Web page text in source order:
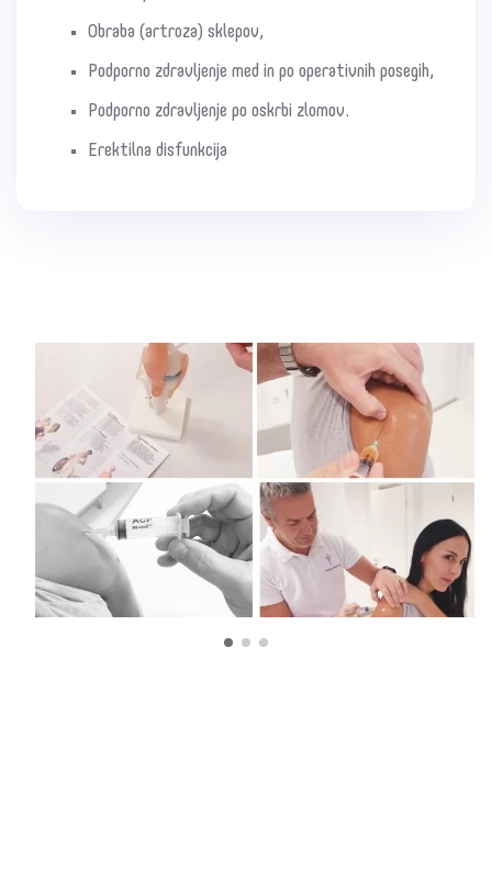
Obraba (artroza) sklepov,
Podporno zdravljenje med in po operativnih posegih,
Podporno zdravljenje po oskrbi zlomov.
Erektilna disfunkcija